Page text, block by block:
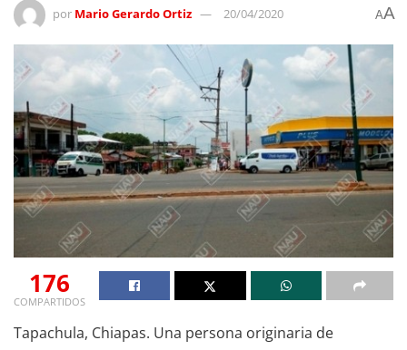
por Mario Gerardo Ortiz 20/04/2020 AA
176
COMPARTIDOS
Tapachula, Chiapas. Una persona originaria de